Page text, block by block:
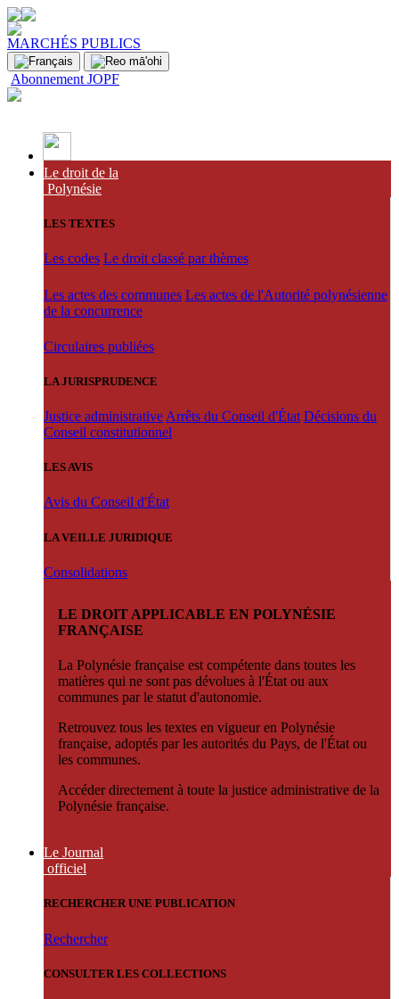
MARCHÉS PUBLICS
Abonnement JOPF
Le droit de la
Polynésie
LES TEXTES
Les codes Le droit classé par thèmes
Les actes des communes Les actes de l'Autorité polynésienne
de la concurrence
Circulaires publiées
LA JURISPRUDENCE
Justice administrative Arrêts du Conseil d'État Décisions du
Conseil constitutionnel
LES AVIS
Avis du Conseil d'État
LA VEILLE JURIDIQUE
Consolidations
LE DROIT APPLICABLE EN POLYNÉSIE
FRANÇAISE
La Polynésie française est compétente dans toutes les
matières qui ne sont pas dévolues à l'État ou aux
communes par le statut d'autonomie.
Retrouvez tous les textes en vigueur en Polynésie
française, adoptés par les autorités du Pays, de l'État ou
les communes.
Accéder directement à toute la justice administrative de la
Polynésie française.
Le Journal
officiel
RECHERCHER UNE PUBLICATION
Rechercher
CONSULTER LES COLLECTIONS